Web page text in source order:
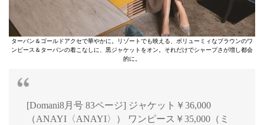
ターバン＆ゴールドアクセで華やかに。リゾートでも映える、ボリューミィなブラウンのワ
ンピース＆ターバンの着こなしに、黒ジャケットをオン。それだけでシャープさが増し都会
的に。
[Domani8月号 83ページ] ジャケット￥36,000
（ANAYI〈ANAYI〉） ワンピース￥35,000（ミ